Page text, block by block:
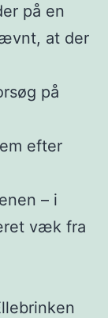
på en
at der
på
efter
– i
væk fra